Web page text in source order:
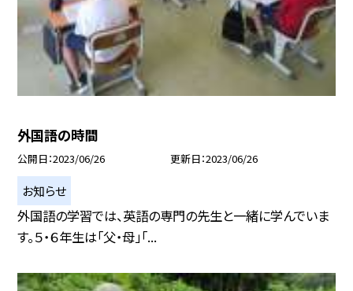
外国語の時間
公開日 2023/06/26 更新日 2023/06/26
お知らせ
外国語の学習では、英語の専門の先生と一緒に学んでいま
す。５・６年生は「父・母」「...